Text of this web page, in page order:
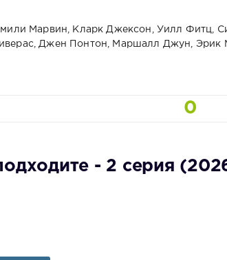
Марвин, Кларк Джексон, Уилл Фитц,
Джен Понтон, Маршалл Джун, Эрик
0
- 2 серия